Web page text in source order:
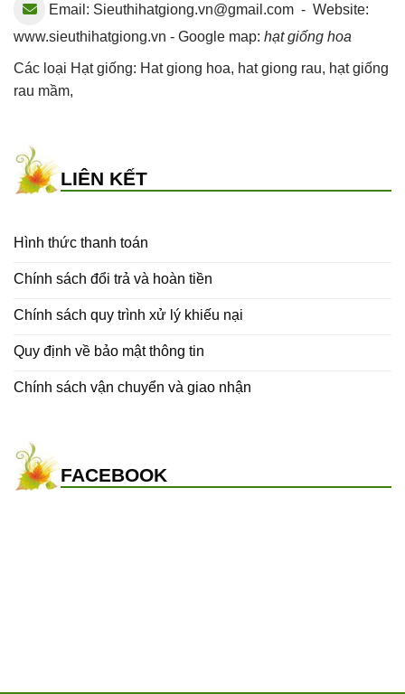
Email: Sieuthihatgiong.vn@gmail.com - Website:
www.sieuthihatgiong.vn - Google map: hạt giống hoa
Các loại Hạt giống: Hat giong hoa, hat giong rau, hạt giống
rau mầm,
LIÊN KẾT
Hình thức thanh toán
Chính sách đổi trả và hoàn tiền
Chính sách quy trình xử lý khiếu nại
Quy định về bảo mật thông tin
Chính sách vận chuyển và giao nhận
FACEBOOK